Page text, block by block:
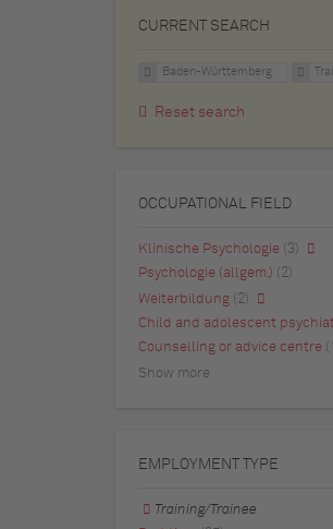
CURRENT SEARCH
Baden-Württemberg
Reset search
OCCUPATIONAL FIELD
Klinische Psychologie
(3)
Psychologie (allgem.)
(2)
Weiterbildung (2)
Child and adolescent
Counselling or advice centre
Show more
EMPLOYMENT TYPE
Training/Trainee